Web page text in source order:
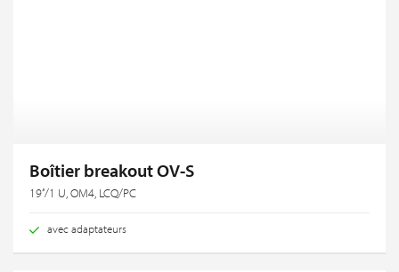
Boîtier breakout OV-S
19‘‘/1 U, OM4, LCQ/PC
avec adaptateurs